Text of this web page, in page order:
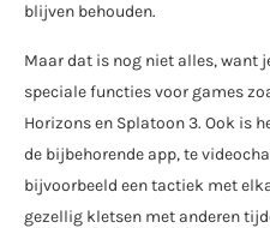
blijven behouden.
Maar dat is nog niet alles,
speciale functies voor games
Horizons en Splatoon 3. Ook is
de bijbehorende app, te
bijvoorbeeld een tactiek met
gezellig kletsen met anderen